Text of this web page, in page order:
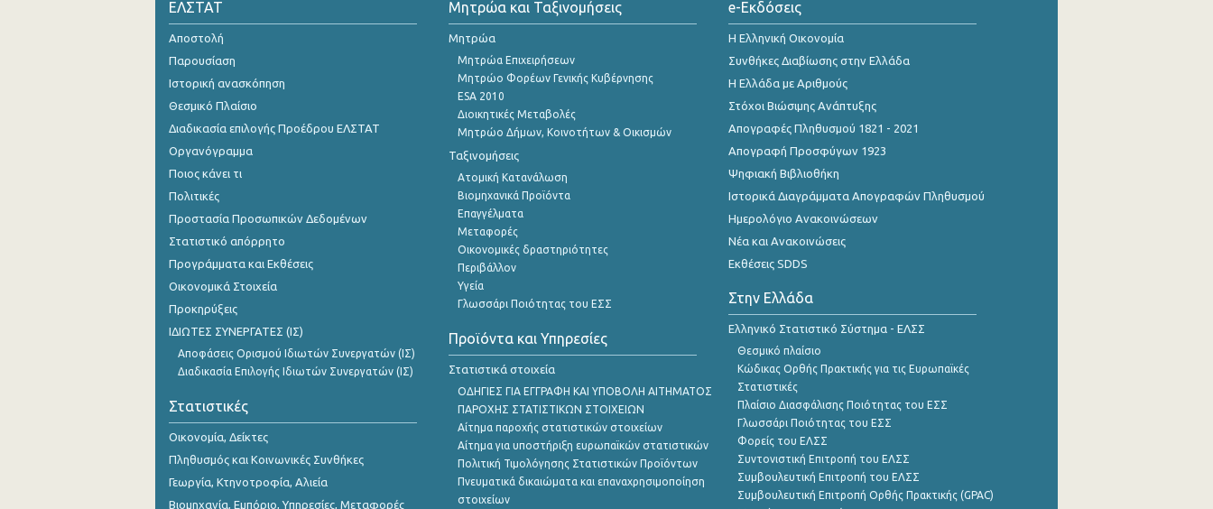
ΕΛΣΤΑΤ
Αποστολή
Παρουσίαση
Ιστορική ανασκόπηση
Θεσμικό Πλαίσιο
Διαδικασία επιλογής Προέδρου ΕΛΣΤΑΤ
Οργανόγραμμα
Ποιος κάνει τι
Πολιτικές
Προστασία Προσωπικών Δεδομένων
Στατιστικό απόρρητο
Προγράμματα και Εκθέσεις
Οικονομικά Στοιχεία
Προκηρύξεις
ΙΔΙΩΤΕΣ ΣΥΝΕΡΓΑΤΕΣ (ΙΣ)
Αποφάσεις Ορισμού Ιδιωτών Συνεργατών (ΙΣ)
Διαδικασία Επιλογής Ιδιωτών Συνεργατών (ΙΣ)
Στατιστικές
Οικονομία, Δείκτες
Πληθυσμός και Κοινωνικές Συνθήκες
Γεωργία, Κτηνοτροφία, Αλιεία
Βιομηχανία, Εμπόριο, Υπηρεσίες, Μεταφορές
Μητρώα και Ταξινομήσεις
Μητρώα
Μητρώα Επιχειρήσεων
Μητρώο Φορέων Γενικής Κυβέρνησης
ESA 2010
Διοικητικές Μεταβολές
Μητρώο Δήμων, Κοινοτήτων & Οικισμών
Ταξινομήσεις
Ατομική Κατανάλωση
Βιομηχανικά Προϊόντα
Επαγγέλματα
Μεταφορές
Οικονομικές δραστηριότητες
Περιβάλλον
Υγεία
Γλωσσάρι Ποιότητας του ΕΣΣ
Προϊόντα και Υπηρεσίες
Στατιστικά στοιχεία
ΟΔΗΓΙΕΣ ΓΙΑ ΕΓΓΡΑΦΗ ΚΑΙ ΥΠΟΒΟΛΗ ΑΙΤΗΜΑΤΟΣ
ΠΑΡΟΧΗΣ ΣΤΑΤΙΣΤΙΚΩΝ ΣΤΟΙΧΕΙΩΝ
Αίτημα παροχής στατιστικών στοιχείων
Αίτημα για υποστήριξη ευρωπαϊκών στατιστικών
Πολιτική Τιμολόγησης Στατιστικών Προϊόντων
Πνευματικά δικαιώματα και επαναχρησιμοποίηση
στοιχείων
e-Εκδόσεις
Η Ελληνική Οικονομία
Συνθήκες Διαβίωσης στην Ελλάδα
Η Ελλάδα με Αριθμούς
Στόχοι Βιώσιμης Ανάπτυξης
Απογραφές Πληθυσμού 1821 - 2021
Απογραφή Προσφύγων 1923
Ψηφιακή Βιβλιοθήκη
Ιστορικά Διαγράμματα Απογραφών Πληθυσμού
Ημερολόγιο Ανακοινώσεων
Νέα και Ανακοινώσεις
Εκθέσεις SDDS
Στην Ελλάδα
Ελληνικό Στατιστικό Σύστημα - ΕΛΣΣ
Θεσμικό πλαίσιο
Κώδικας Ορθής Πρακτικής για τις Ευρωπαϊκές
Στατιστικές
Πλαίσιο Διασφάλισης Ποιότητας του ΕΣΣ
Γλωσσάρι Ποιότητας του ΕΣΣ
Φορείς του ΕΛΣΣ
Συντονιστική Επιτροπή του ΕΛΣΣ
Συμβουλευτική Επιτροπή του ΕΛΣΣ
Συμβουλευτική Επιτροπή Ορθής Πρακτικής (GPAC)